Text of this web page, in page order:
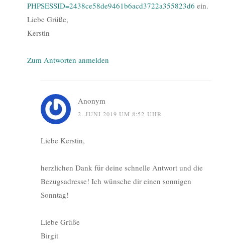
PHPSESSID=2438ce58de9461b6acd3722a355823d6 ein.
Liebe Grüße,
Kerstin
Zum Antworten anmelden
Anonym
2. JUNI 2019 UM 8:52 UHR
Liebe Kerstin,
herzlichen Dank für deine schnelle Antwort und die
Bezugsadresse! Ich wünsche dir einen sonnigen
Sonntag!
Liebe Grüße
Birgit